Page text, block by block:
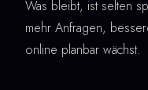
Was bleibt, ist selten
mehr Anfragen,
online planbar wächst.